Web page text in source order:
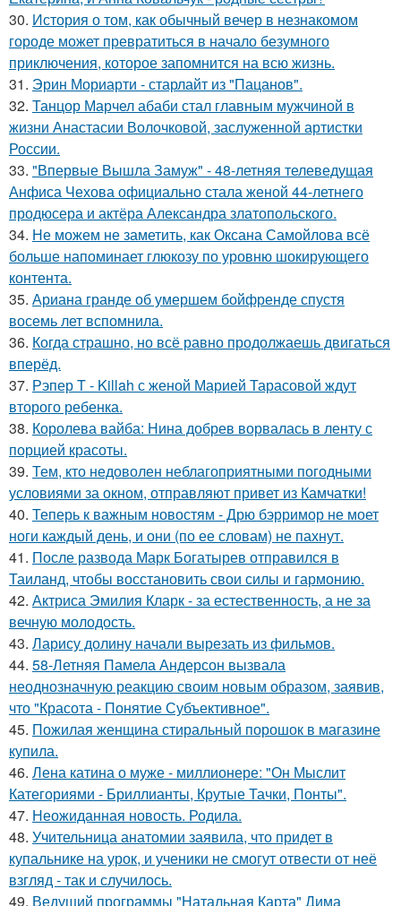
30. История о том, как обычный вечер в незнакомом
городе может превратиться в начало безумного
приключения, которое запомнится на всю жизнь.
31. Эрин Мориарти - старлайт из "Пацанов".
32. Танцор Марчел абаби стал главным мужчиной в
жизни Анастасии Волочковой, заслуженной артистки
России.
33. "Впервые Вышла Замуж" - 48-летняя телеведущая
Анфиса Чехова официально стала женой 44-летнего
продюсера и актёра Александра златопольского.
34. Не можем не заметить, как Оксана Самойлова всё
больше напоминает глюкозу по уровню шокирующего
контента.
35. Ариана гранде об умершем бойфренде спустя
восемь лет вспомнила.
36. Когда страшно, но всё равно продолжаешь двигаться
вперёд.
37. Рэпер T - Killah с женой Марией Тарасовой ждут
второго ребенка.
38. Королева вайба: Нина добрев ворвалась в ленту с
порцией красоты.
39. Тем, кто недоволен неблагоприятными погодными
условиями за окном, отправляют привет из Камчатки!
40. Теперь к важным новостям - Дрю бэрримор не моет
ноги каждый день, и они (по ее словам) не пахнут.
41. После развода Марк Богатырев отправился в
Таиланд, чтобы восстановить свои силы и гармонию.
42. Актриса Эмилия Кларк - за естественность, а не за
вечную молодость.
43. Ларису долину начали вырезать из фильмов.
44. 58-Летняя Памела Андерсон вызвала
неоднозначную реакцию своим новым образом, заявив,
что "Красота - Понятие Субъективное".
45. Пожилая женщина стиральный порошок в магазине
купила.
46. Лена катина о муже - миллионере: "Он Мыслит
Категориями - Бриллианты, Крутые Тачки, Понты".
47. Неожиданная новость. Родила.
48. Учительница анатомии заявила, что придет в
купальнике на урок, и ученики не смогут отвести от неё
взгляд - так и случилось.
49. Ведущий программы "Натальная Карта" Дима